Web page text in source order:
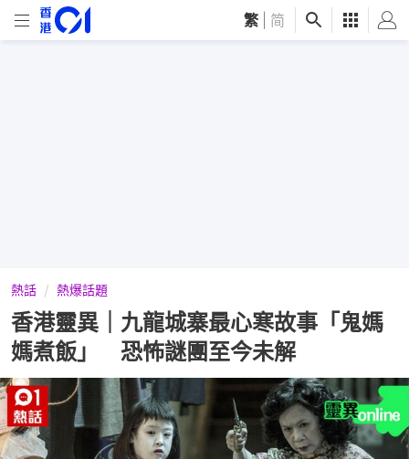
繁 简
熱話 熱爆話題
香港靈異｜九龍城寨最心寒故事「鬼媽
媽煮飯」 恐怖謎團至今未解